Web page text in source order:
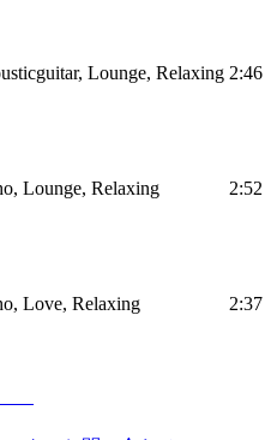
Lounge, Relaxing 2:46
Lounge, Relaxing 2:52
Love, Relaxing 2:37